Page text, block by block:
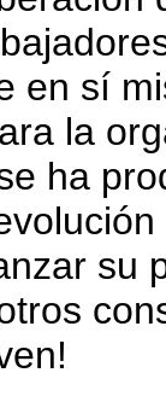
en sí
la
ha
su